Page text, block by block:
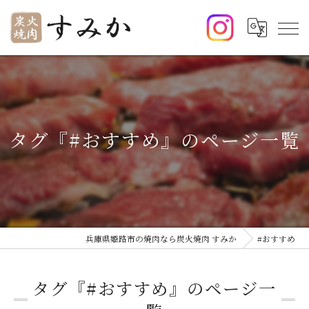
タグ『#おすすめ』のページ一覧
兵庫県姫路市の焼肉なら炭火焼肉 すみか #おすすめ
タグ『#おすすめ』のページ一